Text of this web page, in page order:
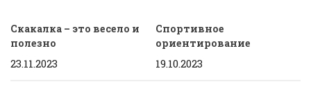
Скакалка – это весело и
полезно
23.11.2023
Спортивное
ориентирование
19.10.2023